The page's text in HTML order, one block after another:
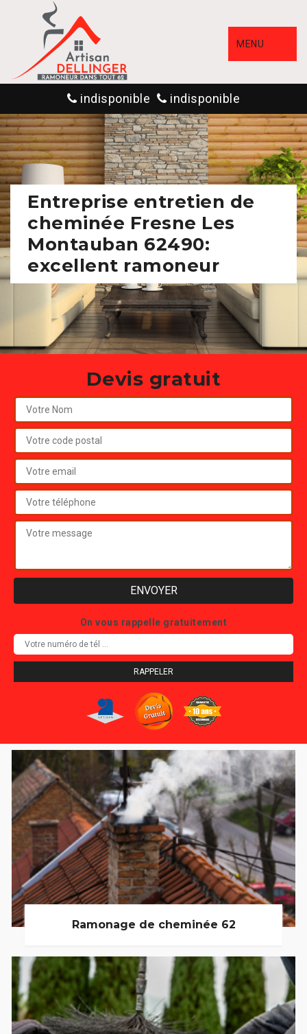
MENU
indisponible indisponible
Entreprise entretien de
cheminée Fresne Les
Montauban 62490:
excellent ramoneur
Devis gratuit
On vous rappelle gratuitement
Ramonage de cheminée 62